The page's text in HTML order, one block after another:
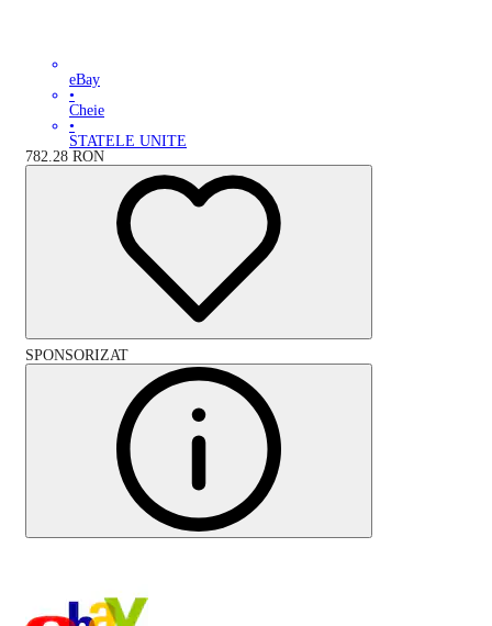
eBay
•
Cheie
•
STATELE UNITE
782.28 RON
SPONSORIZAT